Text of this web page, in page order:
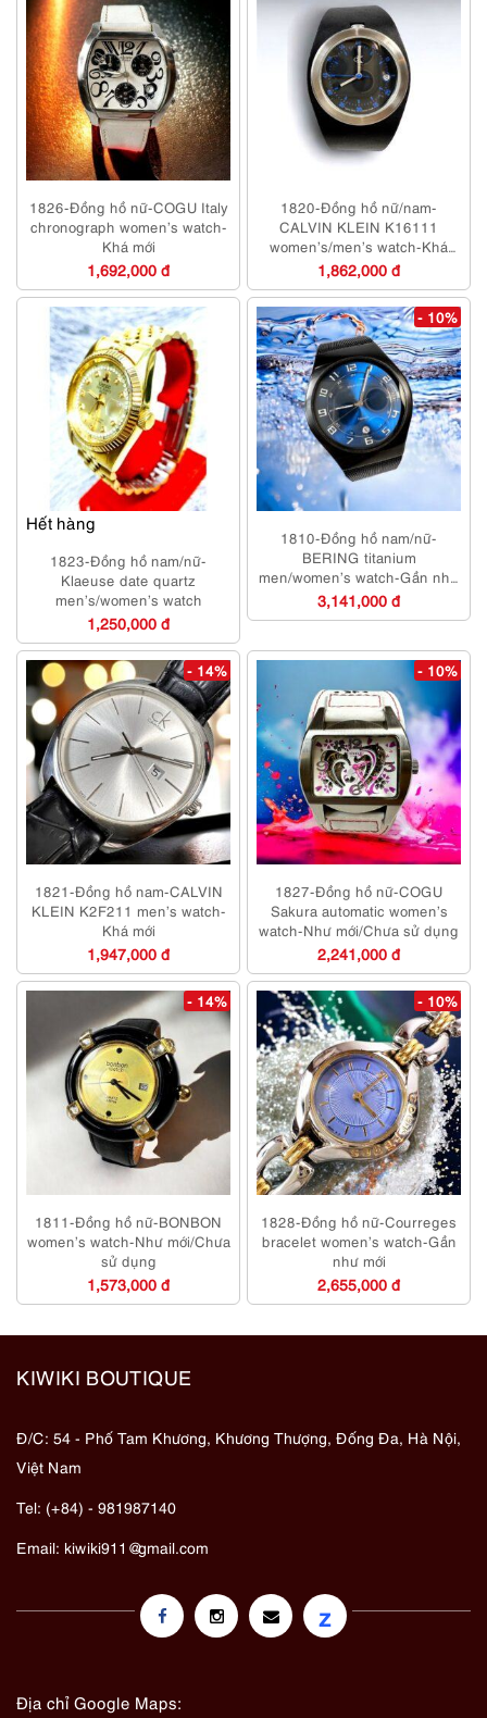
1826-Đồng hồ nữ-COGU Italy
chronograph women’s watch-
Khá mới
1,692,000 đ
1820-Đồng hồ nữ/nam-
CALVIN KLEIN K16111
women’s/men’s watch-Khá
mới/Chưa sử dụng
1,862,000 đ
Hết hàng
1823-Đồng hồ nam/nữ-
Klaeuse date quartz
men’s/women’s watch
1,250,000 đ
- 10%
1810-Đồng hồ nam/nữ-
BERING titanium
men/women’s watch-Gần như
mới
3,141,000 đ
- 14%
1821-Đồng hồ nam-CALVIN
KLEIN K2F211 men’s watch-
Khá mới
1,947,000 đ
- 10%
1827-Đồng hồ nữ-COGU
Sakura automatic women’s
watch-Như mới/Chưa sử dụng
2,241,000 đ
- 14%
1811-Đồng hồ nữ-BONBON
women’s watch-Như mới/Chưa
sử dụng
1,573,000 đ
- 10%
1828-Đồng hồ nữ-Courreges
bracelet women’s watch-Gần
như mới
2,655,000 đ
KIWIKI BOUTIQUE
Đ/C: 54 - Phố Tam Khương, Khương Thượng, Đống Đa, Hà Nội,
Việt Nam
Tel: (+84) - 981987140
Email: kiwiki911@gmail.com
z
Địa chỉ Google Maps: